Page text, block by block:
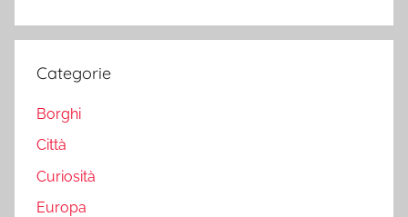
Categorie
Borghi
Città
Curiosità
Europa